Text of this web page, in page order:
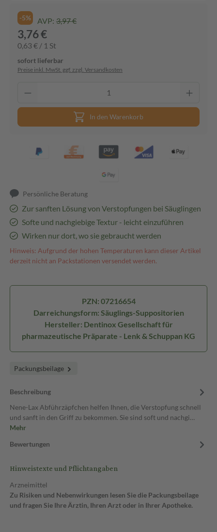
-5% AVP: 3,97 €
3,76 €
0,63 € / 1 St
sofort lieferbar
Preise inkl. MwSt. ggf. zzgl. Versandkosten
In den Warenkorb
Persönliche Beratung
Zur sanften Lösung von Verstopfungen bei Säuglingen
Softe und nachgiebige Textur - leicht einzuführen
Wirken nur dort, wo sie gebraucht werden
Hinweis: Aufgrund der hohen Temperaturen kann dieser Artikel
derzeit nicht an Packstationen versendet werden.
PZN: 07216654
Darreichungsform: Säuglings-Suppositorien
Hersteller: Dentinox Gesellschaft für
pharmazeutische Präparate - Lenk & Schuppan KG
Packungsbeilage
Beschreibung
Nene-Lax Abführzäpfchen helfen Ihnen, die Verstopfung schnell
und sanft in den Griff zu bekommen. Sie sind soft und nachgi…
Mehr
Bewertungen
Hinweistexte und Pflichtangaben
Arzneimittel
Zu Risiken und Nebenwirkungen lesen Sie die Packungsbeilage
und fragen Sie Ihre Ärztin, Ihren Arzt oder in Ihrer Apotheke.